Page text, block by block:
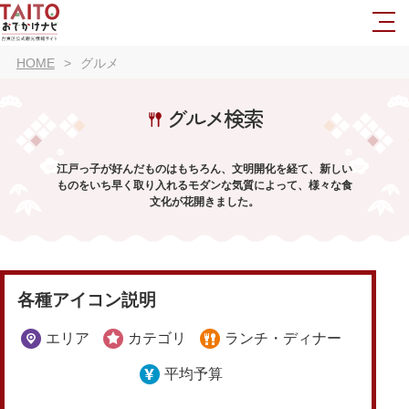
HOME グルメ
グルメ検索
江戸っ子が好んだものはもちろん、文明開化を経て、新しい
ものをいち早く取り入れるモダンな気質によって、様々な食
文化が花開きました。
各種アイコン説明
エリア カテゴリ ランチ・ディナー
平均予算